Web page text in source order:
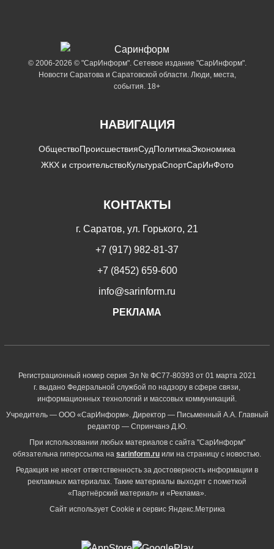
© 2006-2026 © "СарИнформ". Сетевое издание "СарИнформ".
Новости Саратова и Саратовской области. Люди, места,
события. 18+
НАВИГАЦИЯ
ОбществоПроисшествияСудПолитикаЭкономика
ЖКХ и строительствоКультураСпортСарИнФото
КОНТАКТЫ
г. Саратов, ул. Горького, 21
+7 (917) 982-81-37
+7 (8452) 659-600
info@sarinform.ru
РЕКЛАМА
Регистрационный номер серия Эл № ФС77-80393 от 01 марта 2021
г. выдано Федеральной службой по надзору в сфере связи,
информационных технологий и массовых коммуникаций.
Учредитель — ООО «СарИнформ». Директор — Письменный А.А. Главный
редактор — Спринчанэ Д.Ю.
При использовании любых материалов с сайта "СарИнформ"
обязательна гиперссылка на sarinform.ru или на страницу с новостью.
Редакция не несет ответственность за достоверность информации в
рекламных материалах. Такие материалы выходят с пометкой
«Партнёрский материал» и «Реклама».
Сайт использует Cookie и сервиc Яндекс.Метрика